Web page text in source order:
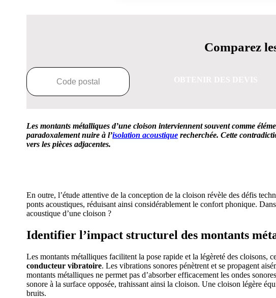
Comparez
Les montants métalliques d’une cloison interviennent souvent comme
paradoxalement nuire à l’isolation acoustique recherchée. Cette
vers les pièces adjacentes.
En outre, l’étude attentive de la conception de la cloison révèle des défis
ponts acoustiques, réduisant ainsi considérablement le confort phonique.
acoustique d’une cloison ?
Identifier l’impact structurel des montants
Les montants métalliques facilitent la pose rapide et la légèreté des cloisons,
conducteur vibratoire. Les vibrations sonores pénètrent et se propagent
montants métalliques ne permet pas d’absorber efficacement les ondes
sonore à la surface opposée, trahissant ainsi la cloison. Une cloison légère
bruits.